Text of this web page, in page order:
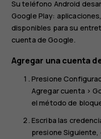
Nokia
2.1
Su teléfono Android
Google Play:
disponibles para su
cuenta de Google.
Agregar una cuenta
Presione
Agregar cuenta >
el método de
Escriba las
presioneSiguiente,